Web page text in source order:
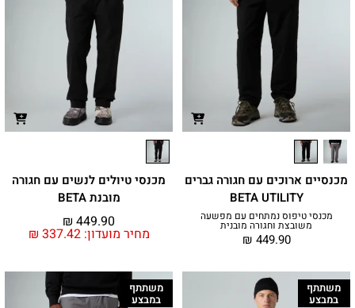
מכנסיים ארוכים עם חגורה גברים
BETA UTILITY
מכנסי טיפוס נמתחים עם מפשעה
משובצת וחגורה מובנית
₪ 449.90
מכנסי טיולים לנשים עם חגורה
מובנת BETA
מחיר מועדון: ₪ 337.42
₪ 449.90
משתתף
במבצע
משתתף
במבצע